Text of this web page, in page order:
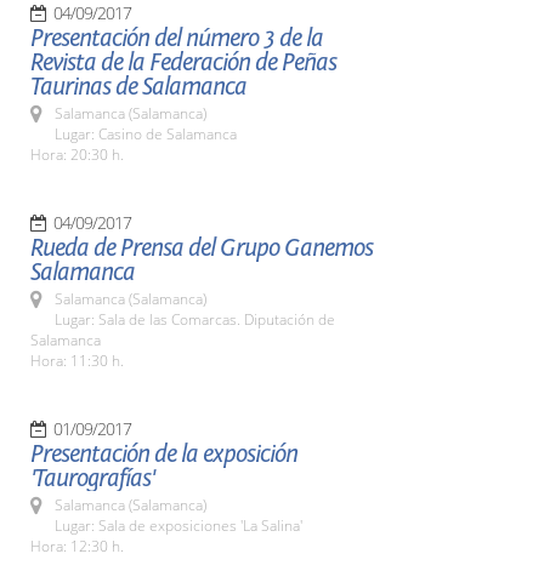
04/09/2017
Presentación del número 3 de la
Revista de la Federación de Peñas
Taurinas de Salamanca
Salamanca (Salamanca)
Lugar: Casino de Salamanca
Hora: 20:30 h.
04/09/2017
Rueda de Prensa del Grupo Ganemos
Salamanca
Salamanca (Salamanca)
Lugar: Sala de las Comarcas. Diputación de
Salamanca
Hora: 11:30 h.
01/09/2017
Presentación de la exposición
'Taurografías'
Salamanca (Salamanca)
Lugar: Sala de exposiciones 'La Salina'
Hora: 12:30 h.